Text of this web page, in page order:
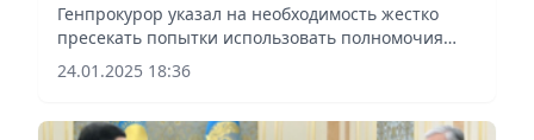
Генпрокурор указал на необходимость жестко
пресекать попытки использовать полномочия
прокуратуры и других правоохранительных
органов в корыстных целях
24.01.2025 18:36